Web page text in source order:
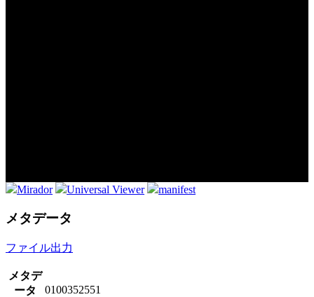
Mirador Universal Viewer manifest
メタデータ
ファイル出力
メタデ
ータ
0100352551